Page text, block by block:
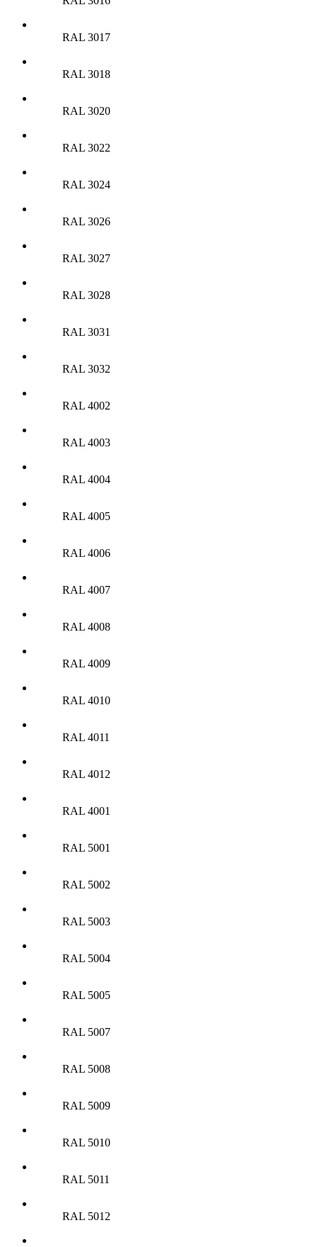
RAL 3017
RAL 3018
RAL 3020
RAL 3022
RAL 3024
RAL 3026
RAL 3027
RAL 3028
RAL 3031
RAL 3032
RAL 4002
RAL 4003
RAL 4004
RAL 4005
RAL 4006
RAL 4007
RAL 4008
RAL 4009
RAL 4010
RAL 4011
RAL 4012
RAL 4001
RAL 5001
RAL 5002
RAL 5003
RAL 5004
RAL 5005
RAL 5007
RAL 5008
RAL 5009
RAL 5010
RAL 5011
RAL 5012